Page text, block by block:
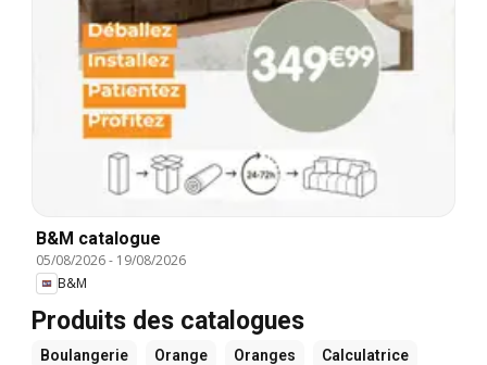
B&M catalogue
05/08/2026- 19/08/2026
B&M
Produits des catalogues
Boulangerie Orange Oranges Calculatrice